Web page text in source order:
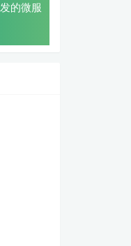
的微服